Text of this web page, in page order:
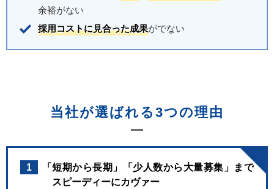
余裕がない
採用コストに見合った成果がでない
当社が選ばれる3つの理由
1
「短期から長期」「少人数から大量募集」まで
スピーディーにカヴァー